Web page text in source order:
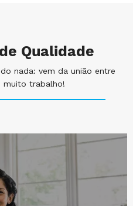
Qualidade
nada: vem da união entre
muito trabalho!